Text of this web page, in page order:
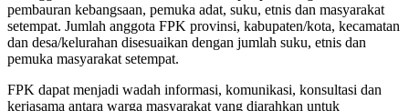
pembauran kebangsaan, pemuka adat, suku, etnis dan masyarakat
setempat. Jumlah anggota FPK provinsi, kabupaten/kota, kecamatan
dan desa/kelurahan disesuaikan dengan jumlah suku, etnis dan
pemuka masyarakat setempat.
FPK dapat menjadi wadah informasi, komunikasi, konsultasi dan
kerjasama antara warga masyarakat yang diarahkan untuk